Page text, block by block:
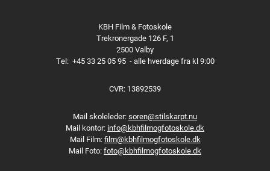
KBH Film & Fotoskole
Trekronergade 126 F, 1
2500 Valby
Tel: +45 33 25 05 95- alle hverdage fra kl 9:00
CVR: 13892539
Mail skoleleder:soren@stilskarpt.nu
Mail kontor: info@kbhfilmogfotoskole.dk
Mail Film:film@kbhfilmogfotoskole.dk
Mail Foto:foto@kbhfilmogfotoskole.dk